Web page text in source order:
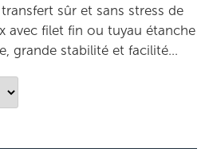
sûr et sans stress de
avec filet fin ou tuyau étanche
grande stabilité et facilité…